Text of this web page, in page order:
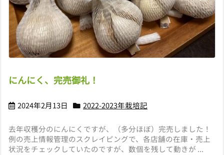
にんにく、完売御礼！
2024年2月13日 2022-2023年栽培記
去年収穫分のにんにくですが、（多分ほぼ）完売しました！
例の売上情報管理のスクレイピングで、各店舗の在庫・売上
状況をチェックしていたのですが、数個を残して動きが ...